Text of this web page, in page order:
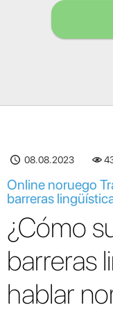
08.08.2023
Online noruego
barreras
¿Cómo
barreras
hablar